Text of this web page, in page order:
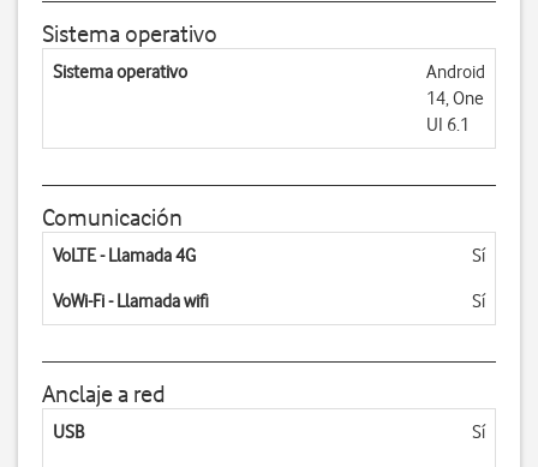
Sistema operativo
Sistema operativo
Android
14, One
UI 6.1
Comunicación
VoLTE - Llamada 4G Sí
VoWi-Fi - Llamada wifi Sí
Anclaje a red
USB Sí